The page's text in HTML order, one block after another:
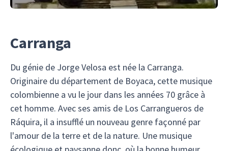
Carranga
Du génie de Jorge Velosa est née la Carranga.
Originaire du département de Boyaca, cette musique
colombienne a vu le jour dans les années 70 grâce à
cet homme. Avec ses amis de Los Carrangueros de
Ráquira, il a insufflé un nouveau genre façonné par
l'amour de la terre et de la nature. Une musique